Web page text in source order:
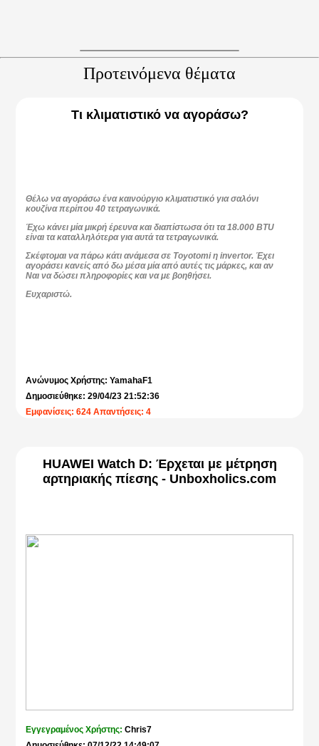
Προτεινόμενα θέματα
Τι κλιματιστικό να αγοράσω?
Θέλω να αγοράσω ένα καινούργιο κλιματιστικό για σαλόνι
κουζίνα περίπου 40 τετραγωνικά.
Έχω κάνει μία μικρή έρευνα και διαπίστωσα ότι τα 18.000 BTU
είναι τα καταλληλότερα για αυτά τα τετραγωνικά.
Σκέφτομαι να πάρω κάτι ανάμεσα σε Toyotomi η invertor. Έχει
αγοράσει κανείς από δω μέσα μία από αυτές τις μάρκες, και αν
Ναι να δώσει πληροφορίες και να με βοηθήσει.
Ευχαριστώ.
Ανώνυμος Χρήστης: YamahaF1
Δημοσιεύθηκε: 29/04/23 21:52:36
Εμφανίσεις: 624 Απαντήσεις: 4
HUAWEI Watch D: Έρχεται με μέτρηση
αρτηριακής πίεσης - Unboxholics.com
Εγγεγραμένος Χρήστης:Chris7